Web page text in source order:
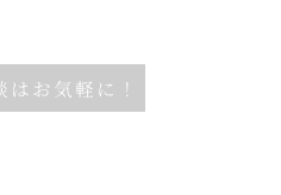
はお気軽に！